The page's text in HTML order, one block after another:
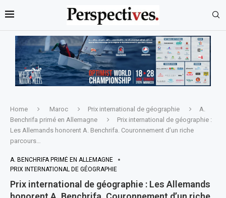
Home Maroc Prix international de géographie
A.
Benchrifa primé en Allemagne
Prix international de géographie :
Les Allemands honorent A. Benchrifa. Couronnement d’un riche
parcours…
A. BENCHRIFA PRIMÉ EN ALLEMAGNE
PRIX INTERNATIONAL DE GÉOGRAPHIE
Prix international de géographie : Les Allemands